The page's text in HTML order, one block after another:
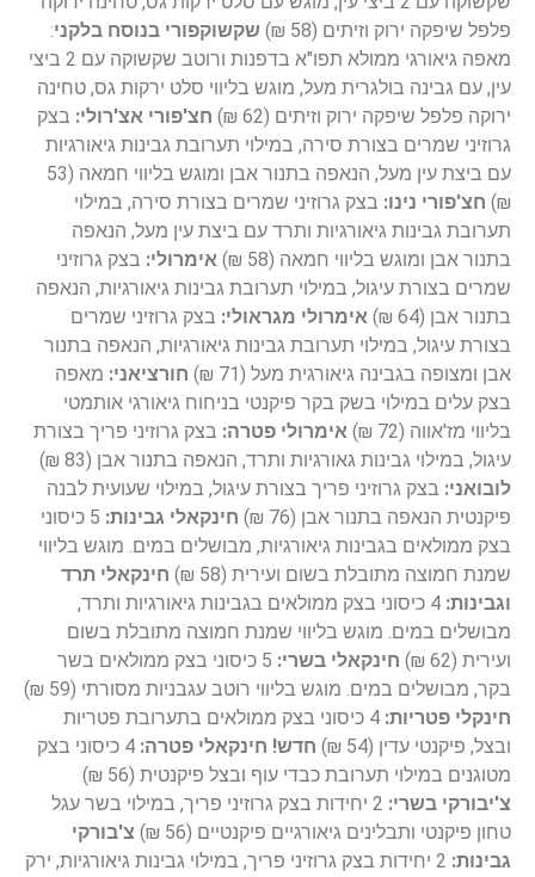
פלפל שיפקה ירוק וזיתים (58 ₪)
שקשוקפורי בנוסח בלקני:
מאפה גיאורגי ממולא תפו"א בדפנות ורוטב שקשוקה עם 2 ביצי
עין, עם גבינה בולגרית מעל, מוגש בליווי סלט ירקות גס, טחינה
ירוקה פלפל שיפקה ירוק וזיתים (62 ₪)
חצ'פורי אצ'רולי: בצק
גרוזיני שמרים בצורת סירה, במילוי תערובת גבינות גיאורגיות
עם ביצת עין מעל, הנאפה בתנור אבן ומוגש בליווי חמאה (53
₪) חצ'פורי נינו: בצק גרוזיני שמרים בצורת סירה, במילוי
תערובת גבינות גיאורגיות ותרד עם ביצת עין מעל, הנאפה
בתנור אבן ומוגש בליווי חמאה (58 ₪)
אימרולי: בצק גרוזיני
שמרים בצורת עיגול, במילוי תערובת גבינות גיאורגיות, הנאפה
בתנור אבן (64 ₪)
אימרולי מגראולי: בצק גרוזיני שמרים
בצורת עיגול, במילוי תערובת גבינות גיאורגיות, הנאפה בתנור
אבן ומצופה בגבינה גיאורגית מעל (71 ₪)
חורציאני: מאפה
בצק עלים במילוי בשק בקר פיקנטי בניחוח גיאורגי אותמטי
בליווי מז'אווה (72 ₪)
אימרולי פטרה: בצק גרוזיני פריך בצורת
עיגול, במילוי גבינות גאורגיות ותרד, הנאפה בתנור אבן (83 ₪)
לובואני: בצק גרוזיני פריך בצורת עיגול, במילוי שעועית לבנה
פיקנטית הנאפה בתנור אבן (76 ₪)
חינקאלי גבינות:
5 כיסוני
בצק ממולאים בגבינות גיאורגיות, מבושלים במים. מוגש בליווי
שמנת חמוצה מתובלת בשום ועירית (58 ₪)
חינקאלי תרד
וגבינות:
4 כיסוני בצק ממולאים בגבינות גיאורגיות ותרד,
מבושלים במים. מוגש בליווי שמנת חמוצה מתובלת בשום
ועירית (62 ₪)
חינקאלי בשרי:
5 כיסוני בצק ממולאים בשר
בקר, מבושלים במים. מוגש בליווי רוטב עגבניות מסורתי (59 ₪)
חינקלי פטריות:
4 כיסוני בצק ממולאים בתערובת פטריות
ובצל, פיקנטי עדין (54 ₪)
חדש! חינקאלי פטרה:
4 כיסוני בצק
מטוגנים במילוי תערובת כבדי עוף ובצל פיקנטית (56 ₪)
צ'יבורקי בשרי:
2 יחידות בצק גרוזיני פריך, במילוי בשר עגל
טחון פיקנטי ותבלינים גיאורגיים פיקנטיים (56 ₪)
צ'בורקי
גבינות:
2 יחידות בצק גרוזיני פריך, במילוי גבינות גיאורגיות, ירק